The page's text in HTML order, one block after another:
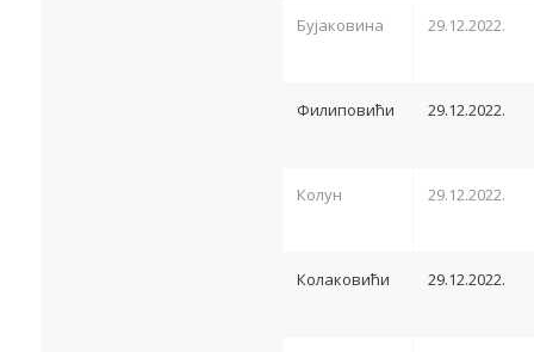
Бујаковина 29.12.2022.
Филиповићи 29.12.2022.
Колун 29.12.2022.
Колаковићи 29.12.2022.